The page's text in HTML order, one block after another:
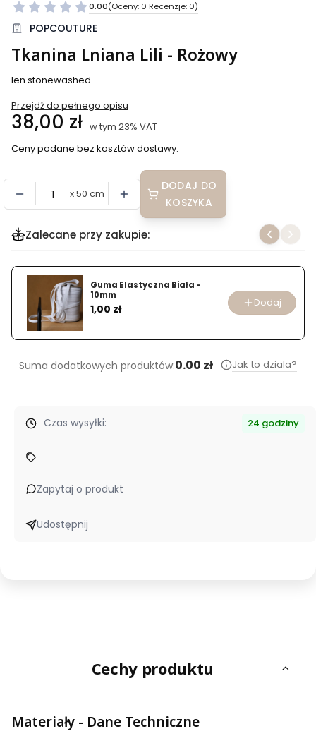
0.00(Oceny: 0 Recenzje: 0)
Przejdź do sekcji Opinie
POPCOUTURE
Tkanina Lniana Lili - Rożowy
len stonewashed
Przejdź do pełnego opisu
Cena
38,00 zł w tym 23% VAT
w tym 23% VAT
Ceny podane bez kosztów dostawy.
x 50 cm
DODAJ DO
KOSZYKA
Zalecane przy zakupie:
Guma Elastyczna Biała -
10mm
Cena
1,00 zł Dodaj
Suma dodatkowych produktów:0.00 zł Jak to dziala?
Czas wysyłki: 24 godziny
Zapytaj o produkt
Udostępnij
Cechy produktu
Materiały - Dane Techniczne